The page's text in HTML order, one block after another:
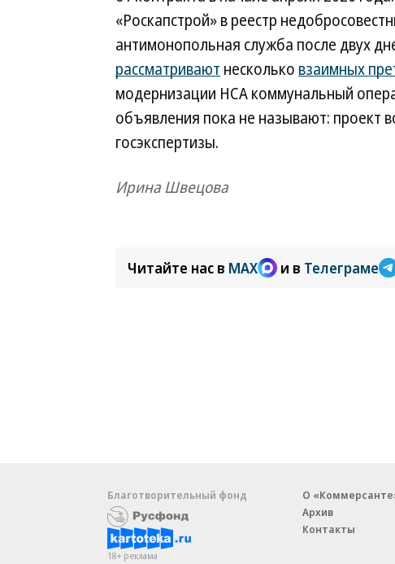
«Роскапстрой» в реестр
антимонопольная служба после двух
рассматривают несколько взаимных
модернизации НСА коммунальный
объявления пока не называют: проект
госэкспертизы.
Ирина Швецова
Читайте нас в MAX и в Телеграме
Благотворительный фонд
18+ реклама
О
Архив
Контакты